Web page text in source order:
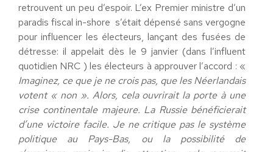
retrouvent un peu d’espoir. L’ex Premier ministre d’un
paradis fiscal in-shore s’était dépensé sans vergogne
pour influencer les électeurs, lançant des fusées de
détresse: il appelait dès le 9 janvier (dans l’influent
quotidien NRC ) les électeurs à approuver l’accord : «
Imaginez, ce que je ne crois pas, que les Néerlandais
votent « non ». Alors, cela ouvrirait la porte à une
crise continentale majeure. La Russie bénéficierait
d’une victoire facile. Je ne critique pas le système
politique au Pays-Bas, ou la possibilité de